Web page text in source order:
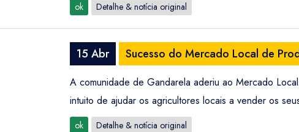
ok Detalhe & notícia original
15 Abr Sucesso do Mercado Local de
A comunidade de Gandarela aderiu ao Mercado
intuito de ajudar os agricultores locais a vender os
ok Detalhe & notícia original